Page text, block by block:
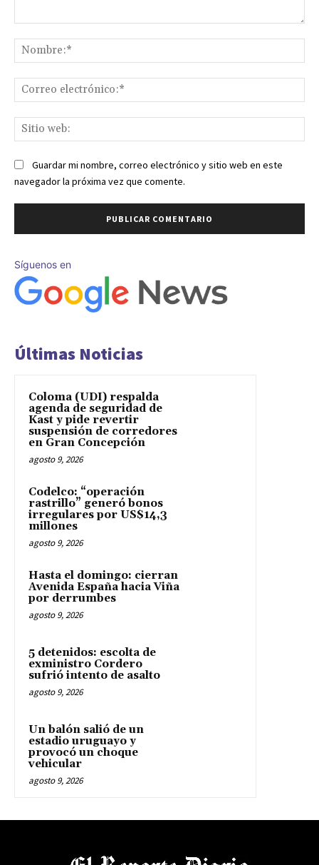
Guardar mi nombre, correo electrónico y sitio web en este
navegador la próxima vez que comente.
Síguenos en
Últimas Noticias
Coloma (UDI) respalda
agenda de seguridad de
Kast y pide revertir
suspensión de corredores
en Gran Concepción
agosto 9, 2026
Codelco: “operación
rastrillo” generó bonos
irregulares por US$14,3
millones
agosto 9, 2026
Hasta el domingo: cierran
Avenida España hacia Viña
por derrumbes
agosto 9, 2026
5 detenidos: escolta de
exministro Cordero
sufrió intento de asalto
agosto 9, 2026
Un balón salió de un
estadio uruguayo y
provocó un choque
vehicular
agosto 9, 2026